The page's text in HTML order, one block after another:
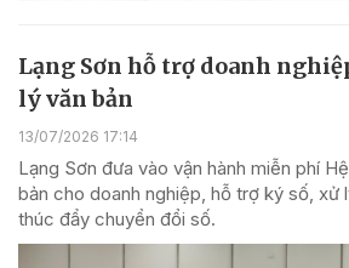
Lạng Sơn hỗ trợ doanh
lý văn bản
13/07/2026 17:14
Lạng Sơn đưa vào vận hành miễn phí
bản cho doanh nghiệp, hỗ trợ ký số, xử
thúc đẩy chuyển đổi số.